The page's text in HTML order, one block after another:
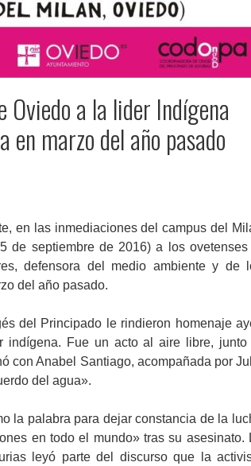
a la lider Indígena
en marzo del año pasado
en las inmediaciones del campus del
de septiembre de 2016) a los ovetenses
defensora del medio ambiente y de
del año pasado.
del Principado le rindieron homenaje
Fue un acto al aire libre, junto
con Anabel Santiago, acompañada por
del agua».
la palabra para dejar constancia de la
en todo el mundo» tras su asesinato.
leyó parte del discurso que la